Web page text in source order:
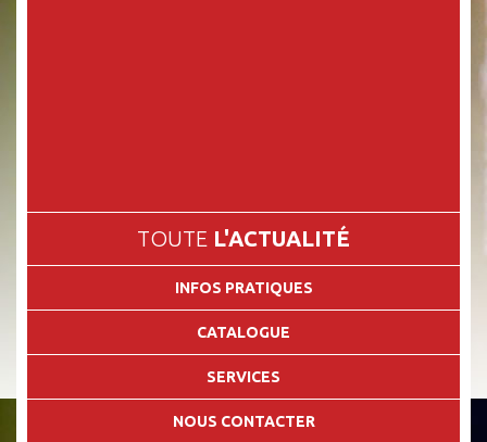
TOUTE L'ACTUALITÉ
INFOS PRATIQUES
CATALOGUE
SERVICES
NOUS CONTACTER